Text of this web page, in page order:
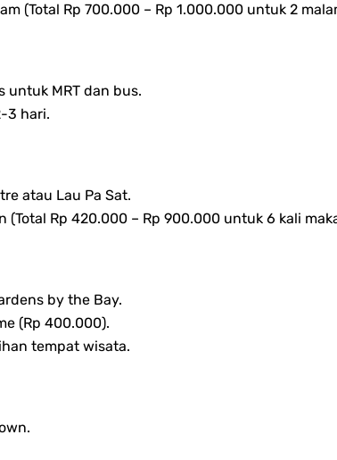
(Total Rp 700.000 – Rp 1.000.000 untuk 2
untuk MRT dan bus.
3 hari.
atau Lau Pa Sat.
(Total Rp 420.000 – Rp 900.000 untuk 6 kali
by the Bay.
(Rp 400.000).
tempat wisata.